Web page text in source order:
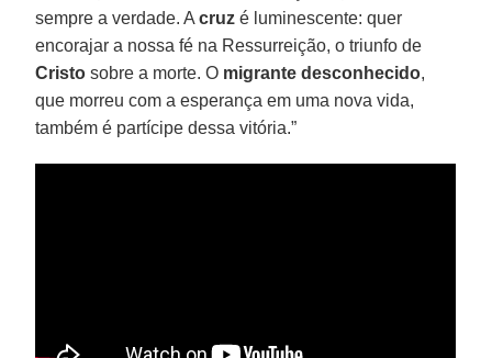
sempre a verdade. Acruz é luminescente: quer
encorajar a nossa fé na Ressurreição, o triunfo de
Cristo sobre a morte. O migrante desconhecido,
que morreu com a esperança em uma nova vida,
também é partícipe dessa vitória.”